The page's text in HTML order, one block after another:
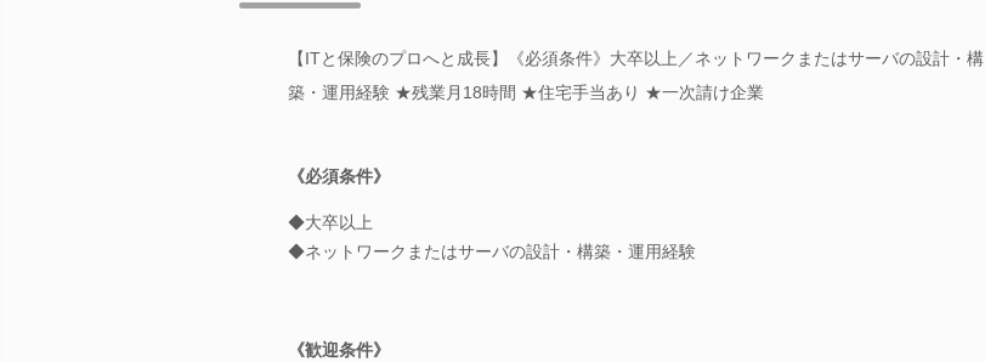
【ITと保険のプロへと成長】《必須条件》大卒以上／ネットワークまたはサーバの設計・構
築・運用経験 ★残業月18時間 ★住宅手当あり ★一次請け企業
《必須条件》
◆大卒以上
◆ネットワークまたはサーバの設計・構築・運用経験
《歓迎条件》